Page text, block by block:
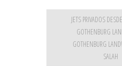
JETS PRIVADOS
GOTHENBURG
GOTHENBURG
SALAH